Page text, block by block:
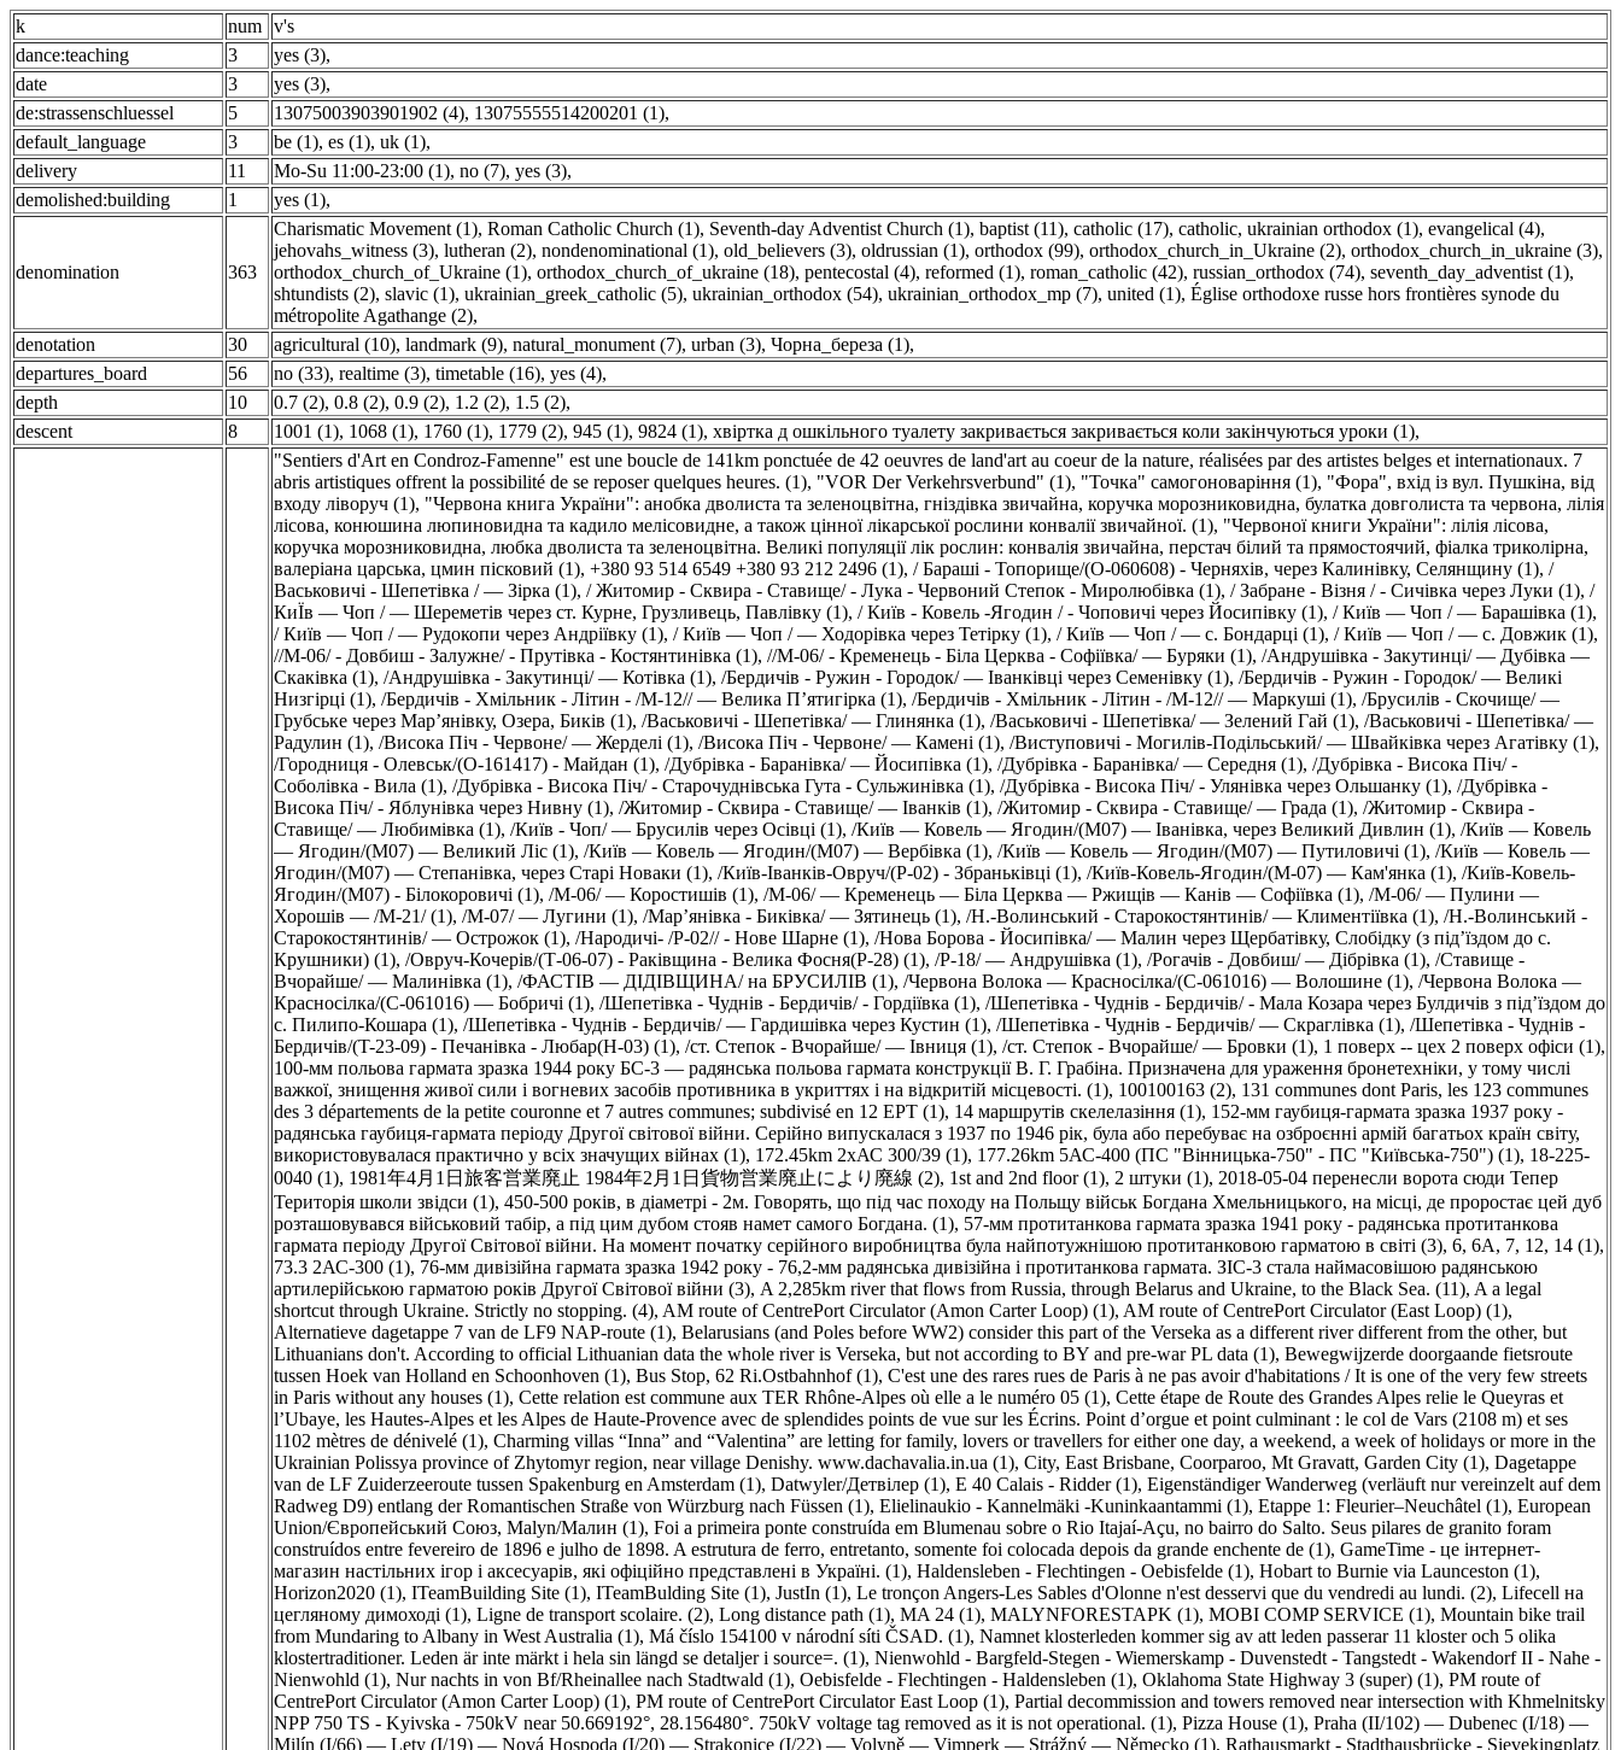
k num v's
dance:teaching
3 yes (3),
date
3 yes (3),
de:strassenschluessel
5 13075003903901902 (4), 13075555514200201 (1),
default_language
3 be (1), es (1), uk (1),
delivery
11 Mo-Su 11:00-23:00 (1), no (7), yes (3),
demolished:building
1 yes (1),
denomination 363
Charismatic Movement (1), Roman Catholic Church (1), Seventh-day Adventist Church (1), baptist (11), catholic (17), catholic, ukrainian orthodox (1), evangelical (4),
jehovahs_witness (3), lutheran (2), nondenominational (1), old_believers (3), oldrussian (1), orthodox (99), orthodox_church_in_Ukraine (2), orthodox_church_in_ukraine (3),
orthodox_church_of_Ukraine (1), orthodox_church_of_ukraine (18), pentecostal (4), reformed (1), roman_catholic (42), russian_orthodox (74), seventh_day_adventist (1),
shtundists (2), slavic (1), ukrainian_greek_catholic (5), ukrainian_orthodox (54), ukrainian_orthodox_mp (7), united (1), Église orthodoxe russe hors frontières synode du
métropolite Agathange (2),
denotation
30 agricultural (10), landmark (9), natural_monument (7), urban (3), Чорна_береза (1),
departures_board
56 no (33), realtime (3), timetable (16), yes (4),
depth
10 0.7 (2), 0.8 (2), 0.9 (2), 1.2 (2), 1.5 (2),
descent
8 1001 (1), 1068 (1), 1760 (1), 1779 (2), 945 (1), 9824 (1), хвіртка д ошкільного туалету закривається закривається коли закінчуються уроки (1),
"Sentiers d'Art en Condroz-Famenne" est une boucle de 141km ponctuée de 42 oeuvres de land'art au coeur de la nature, réalisées par des artistes belges et internationaux. 7
abris artistiques offrent la possibilité de se reposer quelques heures. (1), "VOR Der Verkehrsverbund" (1), "Точка" самогоноваріння (1), "Фора", вхід із вул. Пушкіна, від
входу ліворуч (1), "Червона книга України": анобка дволиста та зеленоцвітна, гніздівка звичайна, коручка морозниковидна, булатка довголиста та червона, лілія
лісова, конюшина люпиновидна та кадило мелісовидне, а також цінної лікарської рослини конвалії звичайної. (1), "Червоної книги України": лілія лісова,
коручка морозниковидна, любка дволиста та зеленоцвітна. Великі популяції лік рослин: конвалія звичайна, перстач білий та прямостоячий, фіалка триколірна,
валеріана царська, цмин пісковий (1), +380 93 514 6549 +380 93 212 2496 (1), / Бараші - Топорище/(O-060608) - Черняхів, через Калинівку, Селянщину (1), /
Васьковичі - Шепетівка / — Зірка (1), / Житомир - Сквира - Ставище/ - Лука - Червоний Степок - Миролюбівка (1), / Забране - Візня / - Сичівка через Луки (1), /
КиЇв — Чоп / — Шереметів через ст. Курне, Грузливець, Павлівку (1), / Київ - Ковель -Ягодин / - Чоповичі через Йосипівку (1), / Київ — Чоп / — Барашівка (1),
/ Київ — Чоп / — Рудокопи через Андріївку (1), / Київ — Чоп / — Ходорівка через Тетірку (1), / Київ — Чоп / — с. Бондарці (1), / Київ — Чоп / — с. Довжик (1),
//М-06/ - Довбиш - Залужне/ - Прутівка - Костянтинівка (1), //М-06/ - Кременець - Біла Церква - Софіївка/ — Буряки (1), /Андрушівка - Закутинці/ — Дубівка —
Скаківка (1), /Андрушівка - Закутинці/ — Котівка (1), /Бердичів - Ружин - Городок/ — Іванківці через Семенівку (1), /Бердичів - Ружин - Городок/ — Великі
Низгірці (1), /Бердичів - Хмільник - Літин - /М-12// — Велика П’ятигірка (1), /Бердичів - Хмільник - Літин - /М-12// — Маркуші (1), /Брусилів - Скочище/ —
Грубське через Мар’янівку, Озера, Биків (1), /Васьковичі - Шепетівка/ — Глинянка (1), /Васьковичі - Шепетівка/ — Зелений Гай (1), /Васьковичі - Шепетівка/ —
Радулин (1), /Висока Піч - Червоне/ — Жерделі (1), /Висока Піч - Червоне/ — Камені (1), /Виступовичі - Могилів-Подільський/ — Швайківка через Агатівку (1),
/Городниця - Олевськ/(О-161417) - Майдан (1), /Дубрівка - Баранівка/ — Йосипівка (1), /Дубрівка - Баранівка/ — Середня (1), /Дубрівка - Висока Піч/ -
Соболівка - Вила (1), /Дубрівка - Висока Піч/ - Старочуднівська Гута - Сульжинівка (1), /Дубрівка - Висока Піч/ - Улянівка через Ольшанку (1), /Дубрівка -
Висока Піч/ - Яблунівка через Нивну (1), /Житомир - Сквира - Ставище/ — Іванків (1), /Житомир - Сквира - Ставище/ — Града (1), /Житомир - Сквира -
Ставище/ — Любимівка (1), /Київ - Чоп/ — Брусилів через Осівці (1), /Київ — Ковель — Ягодин/(M07) — Іванівка, через Великий Дивлин (1), /Київ — Ковель
— Ягодин/(M07) — Великий Ліс (1), /Київ — Ковель — Ягодин/(M07) — Вербівка (1), /Київ — Ковель — Ягодин/(M07) — Путиловичі (1), /Київ — Ковель —
Ягодин/(M07) — Степанівка, через Старі Новаки (1), /Київ-Іванків-Овруч/(Р-02) - Збраньківці (1), /Київ-Ковель-Ягодин/(M-07) — Кам'янка (1), /Київ-Ковель-
Ягодин/(M07) - Білокоровичі (1), /М-06/ — Коростишів (1), /М-06/ — Кременець — Біла Церква — Ржищів — Канів — Софіївка (1), /М-06/ — Пулини —
Хорошів — /М-21/ (1), /М-07/ — Лугини (1), /Мар’янівка - Биківка/ — Зятинець (1), /Н.-Волинський - Старокостянтинів/ — Климентіївка (1), /Н.-Волинський -
Старокостянтинів/ — Острожок (1), /Народичі- /Р-02// - Нове Шарне (1), /Нова Борова - Йосипівка/ — Малин через Щербатівку, Слобідку (з під’їздом до с.
Крушники) (1), /Овруч-Кочерів/(Т-06-07) - Раківщина - Велика Фосня(Р-28) (1), /Р-18/ — Андрушівка (1), /Рогачів - Довбиш/ — Дібрівка (1), /Ставище -
Вчорайше/ — Малинівка (1), /ФАСТIВ — ДІДІВЩИНА/ на БРУСИЛІВ (1), /Червона Волока — Красносілка/(C-061016) — Волошине (1), /Червона Волока —
Красносілка/(С-061016) — Бобричі (1), /Шепетівка - Чуднів - Бердичів/ - Гордіївка (1), /Шепетівка - Чуднів - Бердичів/ - Мала Козара через Булдичів з під’їздом до
с. Пилипо-Кошара (1), /Шепетівка - Чуднів - Бердичів/ — Гардишівка через Кустин (1), /Шепетівка - Чуднів - Бердичів/ — Скраглівка (1), /Шепетівка - Чуднів -
Бердичів/(T-23-09) - Печанівка - Любар(H-03) (1), /ст. Степок - Вчорайше/ — Івниця (1), /ст. Степок - Вчорайше/ — Бровки (1), 1 поверх -- цех 2 поверх офіси (1),
100-мм польова гармата зразка 1944 року БС-3 — радянська польова гармата конструкції В. Г. Грабіна. Призначена для ураження бронетехніки, у тому числі
важкої, знищення живої сили і вогневих засобів противника в укриттях і на відкритій місцевості. (1), 100100163 (2), 131 communes dont Paris, les 123 communes
des 3 départements de la petite couronne et 7 autres communes; subdivisé en 12 EPT (1), 14 маршрутів скелелазіння (1), 152-мм гаубиця-гармата зразка 1937 року -
радянська гаубиця-гармата періоду Другої світової війни. Серійно випускалася з 1937 по 1946 рік, була або перебуває на озброєнні армій багатьох країн світу,
використовувалася практично у всіх значущих війнах (1), 172.45km 2хАС 300/39 (1), 177.26km 5АС-400 (ПС "Вінницька-750" - ПС "Київська-750") (1), 18-225-
0040 (1), 1981年4月1日旅客営業廃止 1984年2月1日貨物営業廃止により廃線 (2), 1st and 2nd floor (1), 2 штуки (1), 2018-05-04 перенесли ворота сюди Тепер
Територія школи звідси (1), 450-500 років, в діаметрі - 2м. Говорять, що під час походу на Польщу військ Богдана Хмельницького, на місці, де проростає цей дуб
розташовувався військовий табір, а під цим дубом стояв намет самого Богдана. (1), 57-мм протитанкова гармата зразка 1941 року - радянська протитанкова
гармата періоду Другої Світової війни. На момент початку серійного виробництва була найпотужнішою протитанковою гарматою в світі (3), 6, 6A, 7, 12, 14 (1),
73.3 2АС-300 (1), 76-мм дивізійна гармата зразка 1942 року - 76,2-мм радянська дивізійна і протитанкова гармата. ЗІС-3 стала наймасовішою радянською
артилерійською гарматою років Другої Світової війни (3), A 2,285km river that flows from Russia, through Belarus and Ukraine, to the Black Sea. (11), A a legal
shortcut through Ukraine. Strictly no stopping. (4), AM route of CentrePort Circulator (Amon Carter Loop) (1), AM route of CentrePort Circulator (East Loop) (1),
Alternatieve dagetappe 7 van de LF9 NAP-route (1), Belarusians (and Poles before WW2) consider this part of the Verseka as a different river different from the other, but
Lithuanians don't. According to official Lithuanian data the whole river is Verseka, but not according to BY and pre-war PL data (1), Bewegwijzerde doorgaande fietsroute
tussen Hoek van Holland en Schoonhoven (1), Bus Stop, 62 Ri.Ostbahnhof (1), C'est une des rares rues de Paris à ne pas avoir d'habitations / It is one of the very few streets
in Paris without any houses (1), Cette relation est commune aux TER Rhône-Alpes où elle a le numéro 05 (1), Cette étape de Route des Grandes Alpes relie le Queyras et
l’Ubaye, les Hautes-Alpes et les Alpes de Haute-Provence avec de splendides points de vue sur les Écrins. Point d’orgue et point culminant : le col de Vars (2108 m) et ses
1102 mètres de dénivelé (1), Charming villas “Inna” and “Valentina” are letting for family, lovers or travellers for either one day, a weekend, a week of holidays or more in the
Ukrainian Polissya province of Zhytomyr region, near village Denishy. www.dachavalia.in.ua (1), City, East Brisbane, Coorparoo, Mt Gravatt, Garden City (1), Dagetappe
van de LF Zuiderzeeroute tussen Spakenburg en Amsterdam (1), Datwyler/Детвілер (1), E 40 Calais - Ridder (1), Eigenständiger Wanderweg (verläuft nur vereinzelt auf dem
Radweg D9) entlang der Romantischen Straße von Würzburg nach Füssen (1), Elielinaukio - Kannelmäki -Kuninkaantammi (1), Etappe 1: Fleurier–Neuchâtel (1), European
Union/Європейський Союз, Malyn/Малин (1), Foi a primeira ponte construída em Blumenau sobre o Rio Itajaí-Açu, no bairro do Salto. Seus pilares de granito foram
construídos entre fevereiro de 1896 e julho de 1898. A estrutura de ferro, entretanto, somente foi colocada depois da grande enchente de (1), GameTime - це інтернет-
магазин настільних ігор і аксесуарів, які офіційно представлені в Україні. (1), Haldensleben - Flechtingen - Oebisfelde (1), Hobart to Burnie via Launceston (1),
Horizon2020 (1), ITeamBuilding Site (1), ITeamBulding Site (1), JustIn (1), Le tronçon Angers-Les Sables d'Olonne n'est desservi que du vendredi au lundi. (2), Lifecell на
цегляному димоході (1), Ligne de transport scolaire. (2), Long distance path (1), MA 24 (1), MALYNFORESTAPK (1), MOBI COMP SERVICE (1), Mountain bike trail
from Mundaring to Albany in West Australia (1), Má číslo 154100 v národní síti ČSAD. (1), Namnet klosterleden kommer sig av att leden passerar 11 kloster och 5 olika
klostertraditioner. Leden är inte märkt i hela sin längd se detaljer i source=. (1), Nienwohld - Bargfeld-Stegen - Wiemerskamp - Duvenstedt - Tangstedt - Wakendorf II - Nahe -
Nienwohld (1), Nur nachts in von Bf/Rheinallee nach Stadtwald (1), Oebisfelde - Flechtingen - Haldensleben (1), Oklahoma State Highway 3 (super) (1), PM route of
CentrePort Circulator (Amon Carter Loop) (1), PM route of CentrePort Circulator East Loop (1), Partial decommission and towers removed near intersection with Khmelnitsky
NPP 750 TS - Kyivska - 750kV near 50.669192°, 28.156480°. 750kV voltage tag removed as it is not operational. (1), Pizza House (1), Praha (II/102) — Dubenec (I/18) —
Milín (I/66) — Lety (I/19) — Nová Hospoda (I/20) — Strakonice (I/22) — Volyně — Vimperk — Strážný — Německo (1), Rathausmarkt - Stadthausbrücke - Sievekingplatz